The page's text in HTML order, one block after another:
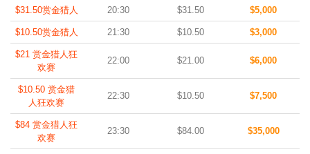
$31.50赏金猎人 20:30 $31.50 $5,000
$10.50赏金猎人 21:30 $10.50 $3,000
$21 赏金猎人狂
欢赛
22:00 $21.00 $6,000
$10.50 赏金猎
人狂欢赛
22:30 $10.50 $7,500
$84 赏金猎人狂
欢赛
23:30 $84.00 $35,000